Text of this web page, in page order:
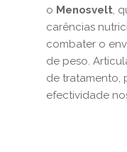
o Menosvelt,
carências
combater o
de peso.
de tratamento,
efectividade